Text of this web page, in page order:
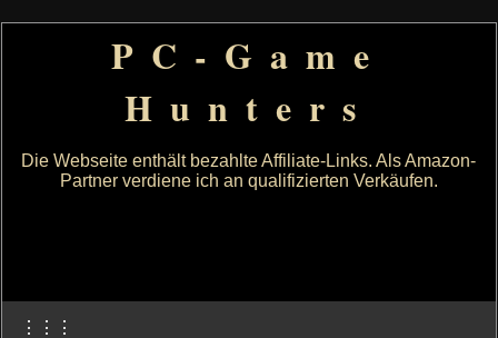
PC-Game
Hunters
Die Webseite enthält bezahlte Affiliate-Links. Als Amazon-
Partner verdiene ich an qualifizierten Verkäufen.
⋮⋮⋮